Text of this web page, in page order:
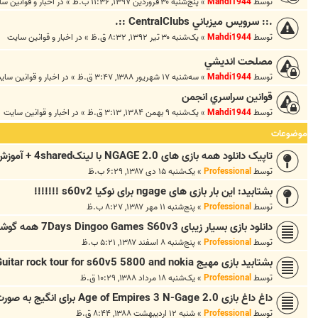
.:: سرويس ميزباني CentralClubs ::.
توسطMahdi1944
»یک‌شنبه ۳۰ تیر ۱۳۹۲, ۸:۳۲ ق.ظ » در اخبار و قوانين سايت
مصلحت انديشي
توسطMahdi1944
»سه‌شنبه ۱۷ شهریور ۱۳۸۸, ۳:۴۷ ق.ظ » در اخبار و قوانين
قوانين سراسري انجمن
توسطMahdi1944
»یک‌شنبه ۹ بهمن ۱۳۸۴, ۳:۱۳ ق.ظ » در اخبار و قوانين سايت
موضوعات
تاپیک دانلود همه بازی های NGAGE 2.0 با لینک4shared + آموزش
توسطProfessional
»یک‌شنبه ۱۵ دی ۱۳۸۷, ۶:۲۹ ب.ظ
بشتابید: این بار بازی های ngage برای نوکیا s60v2 !!!!!!!
توسطProfessional
»پنج‌شنبه ۱۱ مهر ۱۳۸۷, ۸:۲۷ ب.ظ
دانلود بازی بسیار زیبای 7Days Dingoo Games S60v3 همه گوشی ها
توسطProfessional
»پنج‌شنبه ۸ اسفند ۱۳۸۷, ۵:۲۱ ب.ظ
بشتابید بازی مهیج Guitar rock tour for s60v5 5800 and nokia
توسطProfessional
»یک‌شنبه ۱۸ مرداد ۱۳۸۸, ۱۰:۲۹ ق.ظ
داغ داغ بازی Age of Empires 3 N-Gage 2.0 برای انگیج به صورت
توسطProfessional
»شنبه ۱۲ اردیبهشت ۱۳۸۸, ۸:۴۴ ق.ظ